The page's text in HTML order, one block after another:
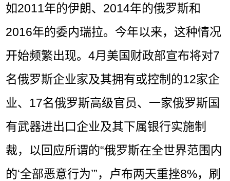
如2011年的伊朗、2014年的俄罗斯和
2016年的委内瑞拉。今年以来，这种情况
开始频繁出现。4月美国财政部宣布将对7
名俄罗斯企业家及其拥有或控制的12家企
业、17名俄罗斯高级官员、一家俄罗斯国
有武器进出口企业及其下属银行实施制
裁，以回应所谓的“俄罗斯在全世界范围内
的‘全部恶意行为’”，卢布两天重挫8%，刷